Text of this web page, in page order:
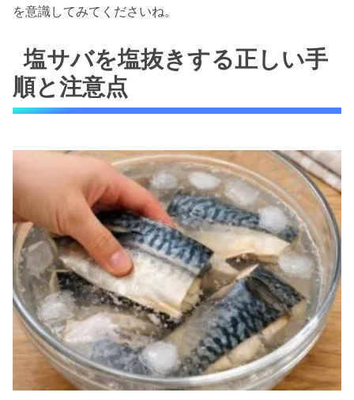
を意識してみてくださいね。
塩サバを塩抜きする正しい手
順と注意点